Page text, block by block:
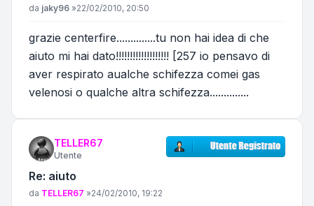
Messaggio
da jaky96 »22/02/2010, 20:50
grazie centerfire..............tu non hai idea di che
aiuto mi hai dato!!!!!!!!!!!!!!!!!!! [257 io pensavo di
aver respirato aualche schifezza comei gas
velenosi o qualche altra schifezza..............
TELLER67
Utente
Re: aiuto
Messaggio
da TELLER67 »24/02/2010, 19:22